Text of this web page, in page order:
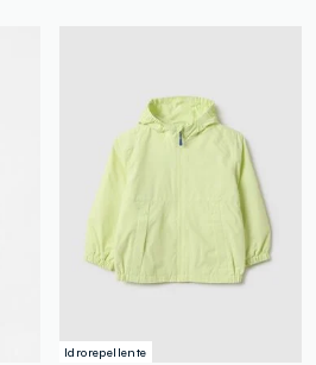
Idrorepellente